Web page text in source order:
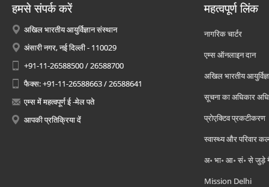
हमसे संपर्क करें
अखिल भारतीय आयुर्विज्ञान संस्थान
अंसारी नगर, नई दिल्ली - 110029
+91-11-26588500 / 26588700
फैक्स: +91-11-26588663 / 26588641
एम्स में महत्वपूर्ण ई -मेल पते
आपकी प्रतिक्रिया दें
महत्वपूर्ण लिंक
नागरिक चार्टर
एम्स ऑनलाइन दान
अखिल भारतीय
सूचना का अधिकार
प्रोएक्टिव प्रकटीकरण
स्वास्थ्य और परिवार
अ॰ भा॰ आ॰ सं॰ से जुड़े
Mission Delhi